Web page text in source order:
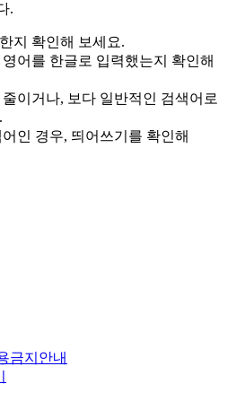
.
지 확인해 보세요.
어를 한글로 입력했는지 확인해
이거나, 보다 일반적인 검색어로
인 경우, 띄어쓰기를 확인해
금지안내